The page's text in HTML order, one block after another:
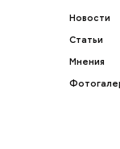
Новости
Статьи
Мнения